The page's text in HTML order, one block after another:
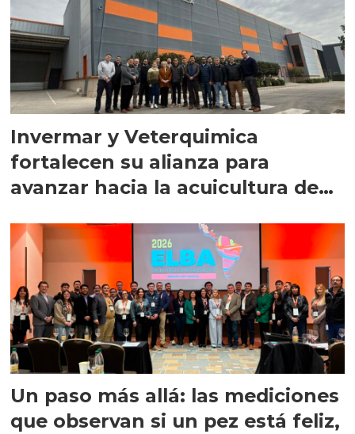
Invermar y Veterquimica
fortalecen su alianza para
avanzar hacia la acuicultura de
Un paso más allá: las mediciones
que observan si un pez está feliz,